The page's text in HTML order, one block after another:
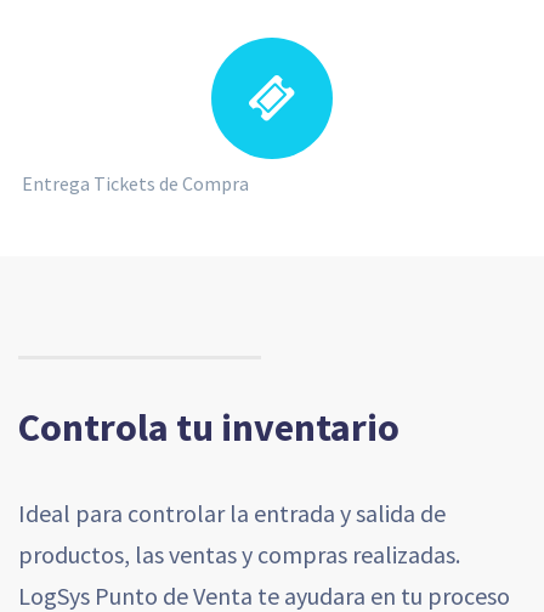
Entrega Tickets de Compra
Controla tu inventario
Ideal para controlar la entrada y salida de
productos, las ventas y compras realizadas.
LogSys Punto de Venta te ayudara en tu proceso